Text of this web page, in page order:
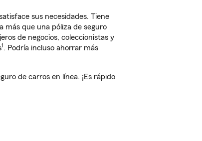
sus necesidades. Tiene
más que una póliza de seguro
de negocios, coleccionistas y
1. Podría incluso ahorrar más
de carros en línea. ¡Es rápido